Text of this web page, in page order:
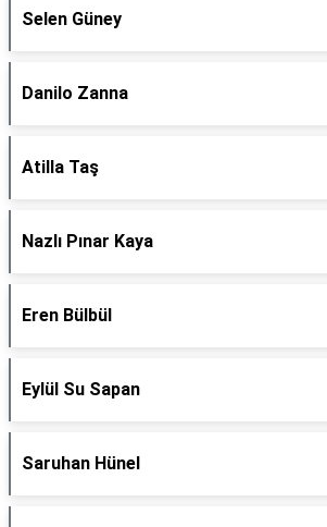
Selen Güney
Danilo Zanna
Atilla Taş
Nazlı Pınar Kaya
Eren Bülbül
Eylül Su Sapan
Saruhan Hünel